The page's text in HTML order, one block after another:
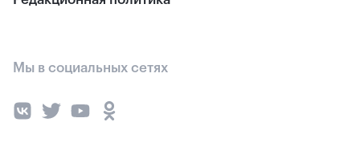
Мы в социальных сетях